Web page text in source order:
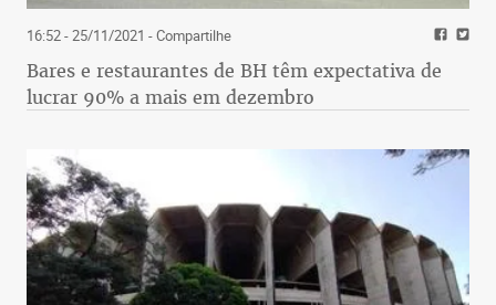
16:52 - 25/11/2021 - Compartilhe
Bares e restaurantes de BH têm expectativa de
lucrar 90% a mais em dezembro